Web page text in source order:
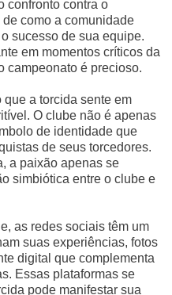
confronto contra o
como a comunidade
sucesso de sua equipe.
em momentos críticos da
campeonato é precioso.
a torcida sente em
O clube não é apenas
de identidade que
de seus torcedores.
a paixão apenas se
simbiótica entre o clube e
as redes sociais têm um
suas experiências, fotos
digital que complementa
Essas plataformas se
pode manifestar sua